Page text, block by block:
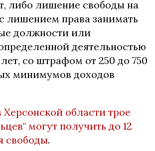
либо лишение свободы на
лишением права занимать
должности или
деятельностью
со штрафом от 250 до 750
минимумов доходов
Херсонской области трое
могут получить до 12
свободы.